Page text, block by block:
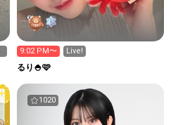
9:02 PM〜 Live!
るり🍚🩷
1020